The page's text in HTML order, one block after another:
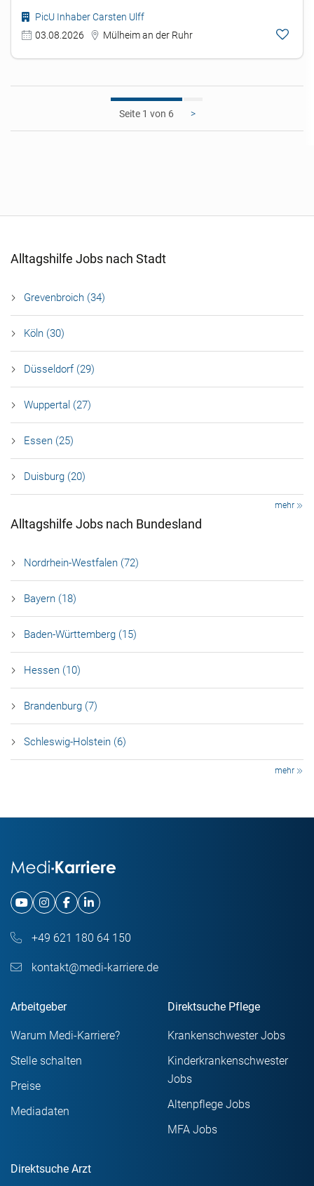
PicU Inhaber Carsten Ulff
03.08.2026
Mülheim an der Ruhr
1 >
Alltagshilfe Jobs nach Stadt
Grevenbroich (34)
Köln (30)
Düsseldorf (29)
Wuppertal (27)
Essen (25)
Duisburg (20)
mehr
Alltagshilfe Jobs nach Bundesland
Nordrhein-Westfalen (72)
Bayern (18)
Baden-Württemberg (15)
Hessen (10)
Brandenburg (7)
Schleswig-Holstein (6)
mehr
+49 621 180 64 150
kontakt@medi-karriere.de
Arbeitgeber
Warum Medi-Karriere?
Stelle schalten
Preise
Mediadaten
Direktsuche Pflege
Krankenschwester Jobs
Kinderkrankenschwester
Jobs
Altenpflege Jobs
MFA Jobs
Direktsuche Arzt